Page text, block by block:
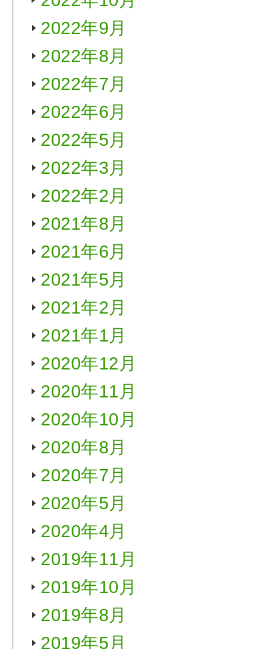
2022年9月
2022年8月
2022年7月
2022年6月
2022年5月
2022年3月
2022年2月
2021年8月
2021年6月
2021年5月
2021年2月
2021年1月
2020年12月
2020年11月
2020年10月
2020年8月
2020年7月
2020年5月
2020年4月
2019年11月
2019年10月
2019年8月
2019年5月